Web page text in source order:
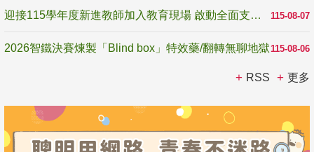
115-08-07
迎接115學年度新進教師加入教育現場 啟動全面支持陪伴
115-08-06
2026智鐵決賽煉製「Blind box」特效藥/翻轉無聊地獄
RSS 更多